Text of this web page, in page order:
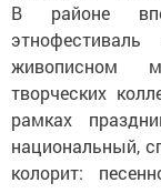
В районе
живописном
творческих
рамках
национальный,
колорит: